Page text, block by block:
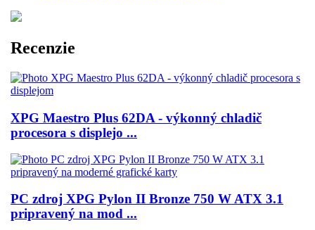
Recenzie
XPG Maestro Plus 62DA - výkonný chladič
procesora s displejo ...
PC zdroj XPG Pylon II Bronze 750 W ATX 3.1
pripravený na mod ...